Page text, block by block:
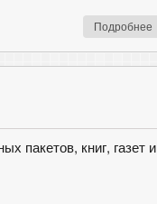
Подробнее
пакетов, книг, газет и